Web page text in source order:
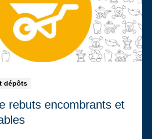
dépôts
rebuts encombrants et